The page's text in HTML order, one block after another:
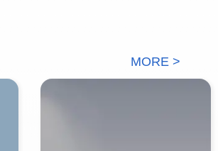
MORE >